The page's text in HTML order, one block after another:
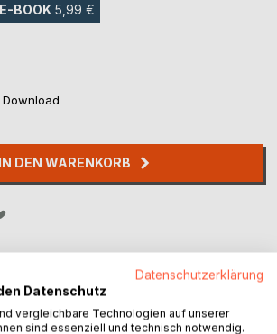
E-BOOK 5,99 €
IN DEN WARENKORB
Datenschutzerklärung
Datenschutz
vergleichbare Technologien auf unserer
sind essenziell und technisch notwendig.